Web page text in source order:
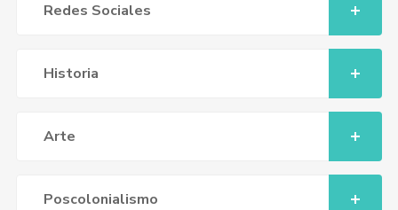
Redes Sociales
Historia
Arte
Poscolonialismo